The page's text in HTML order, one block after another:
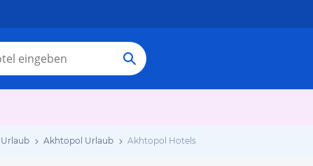
Akhtopol Urlaub Akhtopol Hotels